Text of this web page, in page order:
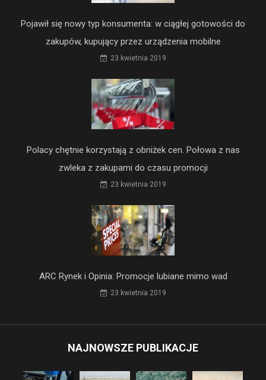
Pojawił się nowy typ konsumenta: w ciągłej gotowości do
zakupów, kupujący przez urządzenia mobilne
23 kwietnia 2019
Polacy chętnie korzystają z obniżek cen. Połowa z nas
zwleka z zakupami do czasu promocji
23 kwietnia 2019
ARC Rynek i Opinia: Promocje lubiane mimo wad
23 kwietnia 2019
NAJNOWSZE PUBLIKACJE